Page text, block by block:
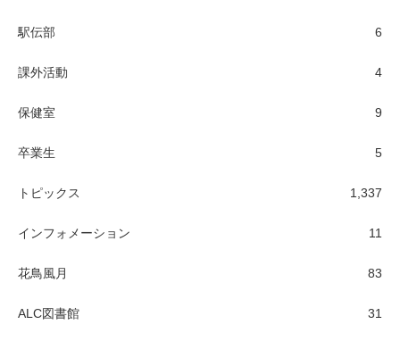
駅伝部 6
課外活動 4
保健室 9
卒業生 5
トピックス 1,337
インフォメーション 11
花鳥風月 83
ALC図書館 31